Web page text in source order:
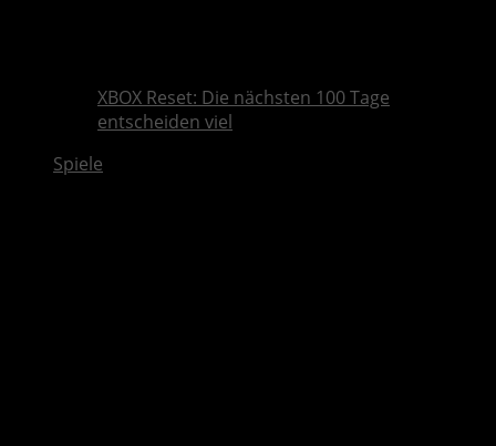
XBOX Reset: Die nächsten 100 Tage
entscheiden viel
Spiele